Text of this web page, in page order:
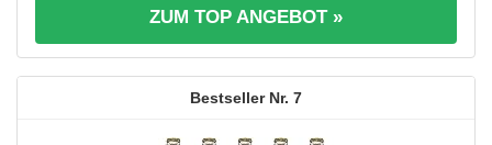
ZUM TOP ANGEBOT »
7